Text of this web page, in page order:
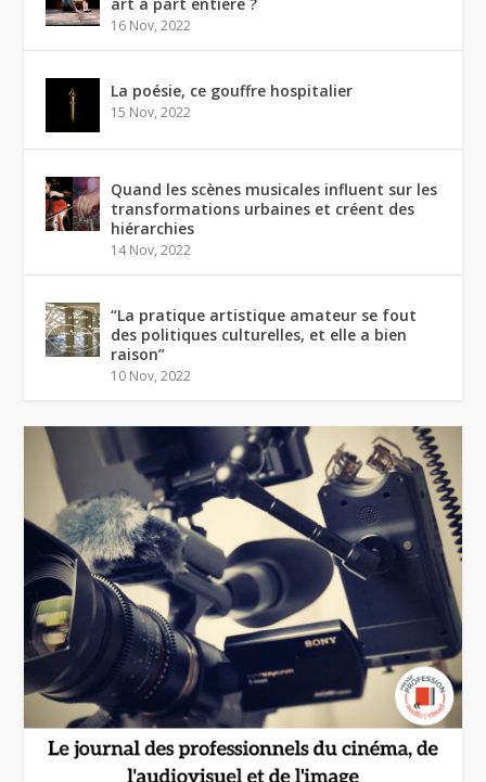
16 Nov, 2022
La poésie, ce gouffre hospitalier
15 Nov, 2022
Quand les scènes musicales influent sur les
transformations urbaines et créent des
hiérarchies
14 Nov, 2022
“La pratique artistique amateur se fout
des politiques culturelles, et elle a bien
raison”
10 Nov, 2022